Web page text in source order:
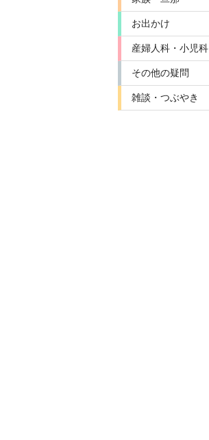
お出かけ
産婦人科・小児科
その他の疑問
雑談・つぶやき